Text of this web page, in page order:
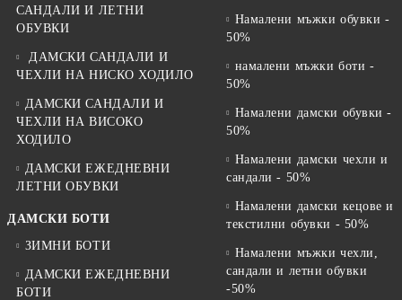
САНДАЛИ И ЛЕТНИ
ОБУВКИ
ДАМСКИ САНДАЛИ И
ЧЕХЛИ НА НИСКО ХОДИЛО
ДАМСКИ САНДАЛИ И
ЧЕХЛИ НА ВИСОКО
ХОДИЛО
ДАМСКИ ЕЖЕДНЕВНИ
ЛЕТНИ ОБУВКИ
ДАМСКИ БОТИ
ЗИМНИ БОТИ
ДАМСКИ ЕЖЕДНЕВНИ
БОТИ
Намалени мъжки обувки -
50%
намалени мъжки боти -
50%
Намалени дамски обувки -
50%
Намалени дамски чехли и
сандали - 50%
Намалени дамски кецове и
текстилни обувки - 50%
Намалени мъжки чехли,
сандали и летни обувки
-50%